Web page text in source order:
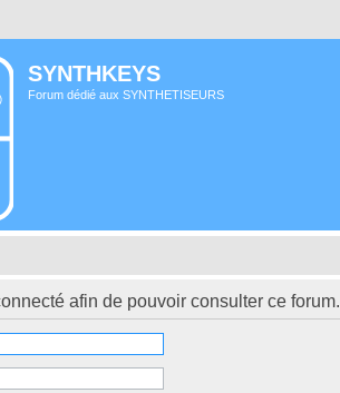
SYNTHKEYS
Forum dédié aux SYNTHETISEURS
afin de pouvoir consulter ce forum.